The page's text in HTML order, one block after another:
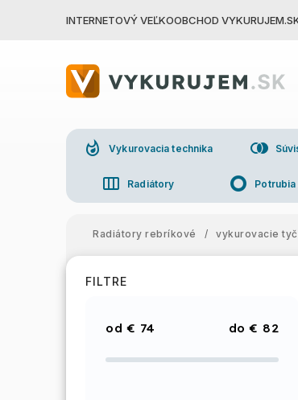
INTERNETOVÝ VEĽKOOBCHOD
whatshot Vykurovacia technika join_right
view_week Radiátory trip_origin
Radiátory rebríkové
/ vykurovacie
FILTRE
€ 74 € 82